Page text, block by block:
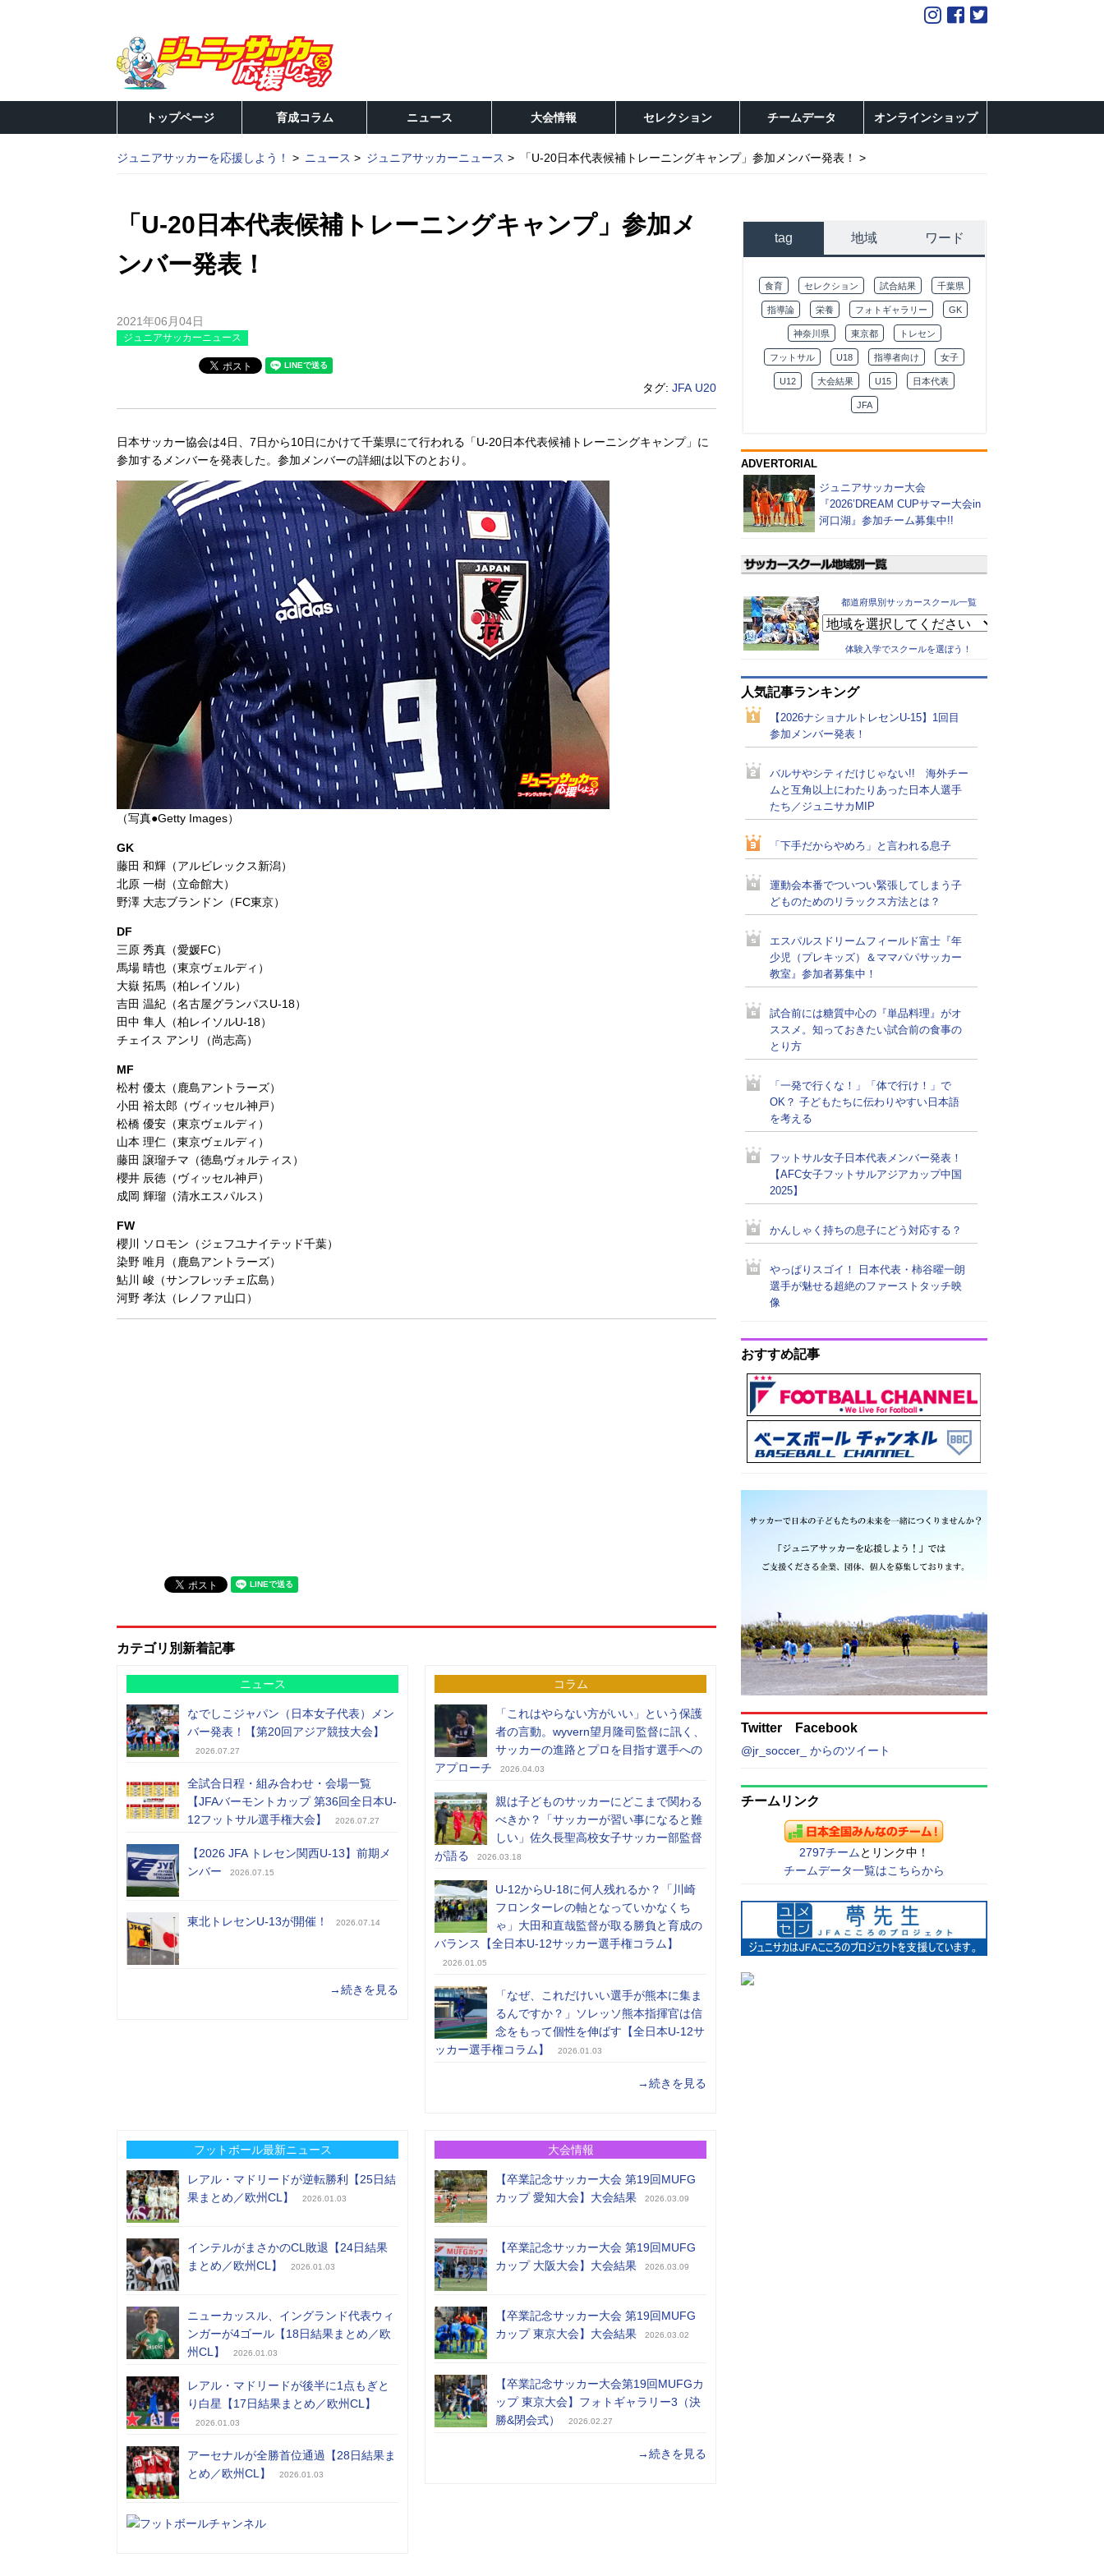
トップページ 育成コラム ニュース 大会情報 セレクション チームデータ オンラインショップ
ジュニアサッカーを応援しよう！ ニュース ジュニアサッカーニュース 「U-20日本代表候補トレーニングキャンプ」参加メンバー発表！
「U-20日本代表候補トレーニングキャンプ」参加メ
ンバー発表！
2021年06月04日
ジュニアサッカーニュース
タグ: JFA U20
日本サッカー協会は4日、7日から10日にかけて千葉県にて行われる「U-20日本代表候補トレーニングキャンプ」に
参加するメンバーを発表した。参加メンバーの詳細は以下のとおり。
（写真●Getty Images）
GK
藤田 和輝（アルビレックス新潟）
北原 一樹（立命館大）
野澤 大志ブランドン（FC東京）
DF
三原 秀真（愛媛FC）
馬場 晴也（東京ヴェルディ）
大嶽 拓馬（柏レイソル）
吉田 温紀（名古屋グランパスU-18）
田中 隼人（柏レイソルU-18）
チェイス アンリ（尚志高）
MF
松村 優太（鹿島アントラーズ）
小田 裕太郎（ヴィッセル神戸）
松橋 優安（東京ヴェルディ）
山本 理仁（東京ヴェルディ）
藤田 譲瑠チマ（徳島ヴォルティス）
櫻井 辰徳（ヴィッセル神戸）
成岡 輝瑠（清水エスパルス）
FW
櫻川 ソロモン（ジェフユナイテッド千葉）
染野 唯月（鹿島アントラーズ）
鮎川 峻（サンフレッチェ広島）
河野 孝汰（レノファ山口）
カテゴリ別新着記事
ニュース
なでしこジャパン（日本女子代表）メン
バー発表！【第20回アジア競技大会】
2026.07.27
全試合日程・組み合わせ・会場一覧
【JFAバーモントカップ 第36回全日本U-
12フットサル選手権大会】
2026.07.27
【2026 JFA トレセン関西U-13】前期メ
ンバー
2026.07.15
東北トレセンU-13が開催！ 2026.07.14
→続きを見る
コラム
「これはやらない方がいい」という保護
者の言動。wyvern望月隆司監督に訊く、
サッカーの進路とプロを目指す選手への
アプローチ
2026.04.03
親は子どものサッカーにどこまで関わる
べきか？「サッカーが習い事になると難
しい」佐久長聖高校女子サッカー部監督
が語る
2026.03.18
U-12からU-18に何人残れるか？「川崎
フロンターレの軸となっていかなくち
ゃ」大田和直哉監督が取る勝負と育成の
バランス【全日本U-12サッカー選手権コラム】
2026.01.05
「なぜ、これだけいい選手が熊本に集ま
るんですか？」ソレッソ熊本指揮官は信
念をもって個性を伸ばす【全日本U-12サ
ッカー選手権コラム】
2026.01.03
→続きを見る
フットボール最新ニュース
レアル・マドリードが逆転勝利【25日結
果まとめ／欧州CL】
2026.01.03
インテルがまさかのCL敗退【24日結果
まとめ／欧州CL】
2026.01.03
ニューカッスル、イングランド代表ウィ
ンガーが4ゴール【18日結果まとめ／欧
州CL】
2026.01.03
レアル・マドリードが後半に1点もぎと
り白星【17日結果まとめ／欧州CL】
2026.01.03
アーセナルが全勝首位通過【28日結果ま
とめ／欧州CL】
2026.01.03
大会情報
【卒業記念サッカー大会 第19回MUFG
カップ 愛知大会】大会結果
2026.03.09
【卒業記念サッカー大会 第19回MUFG
カップ 大阪大会】大会結果
2026.03.09
【卒業記念サッカー大会 第19回MUFG
カップ 東京大会】大会結果
2026.03.02
【卒業記念サッカー大会第19回MUFGカ
ップ 東京大会】フォトギャラリー3（決
勝&閉会式）
2026.02.27
→続きを見る
tag 地域 ワード
食育 セレクション 試合結果 千葉県
指導論 栄養 フォトギャラリー GK
神奈川県 東京都 トレセン
フットサル U18 指導者向け 女子
U12 大会結果 U15 日本代表
JFA
ADVERTORIAL
ジュニアサッカー大会
『2026’DREAM CUPサマー大会in
河口湖』参加チーム募集中!!
都道府県別サッカースクール一覧
体験入学でスクールを選ぼう！
人気記事ランキング
【2026ナショナルトレセンU-15】1回目
参加メンバー発表！
バルサやシティだけじゃない!! 海外チー
ムと互角以上にわたりあった日本人選手
たち／ジュニサカMIP
「下手だからやめろ」と言われる息子
運動会本番でついつい緊張してしまう子
どものためのリラックス方法とは？
エスパルスドリームフィールド富士『年
少児（プレキッズ）＆ママパパサッカー
教室』参加者募集中！
試合前には糖質中心の『単品料理』がオ
ススメ。知っておきたい試合前の食事の
とり方
「一発で行くな！」「体で行け！」で
OK？ 子どもたちに伝わりやすい日本語
を考える
フットサル女子日本代表メンバー発表！
【AFC女子フットサルアジアカップ中国
2025】
かんしゃく持ちの息子にどう対応する？
やっぱりスゴイ！ 日本代表・柿谷曜一朗
選手が魅せる超絶のファーストタッチ映
像
おすすめ記事
Twitter Facebook
@jr_soccer_ からのツイート
チームリンク
2797チーム とリンク中！
チームデータ一覧はこちらから